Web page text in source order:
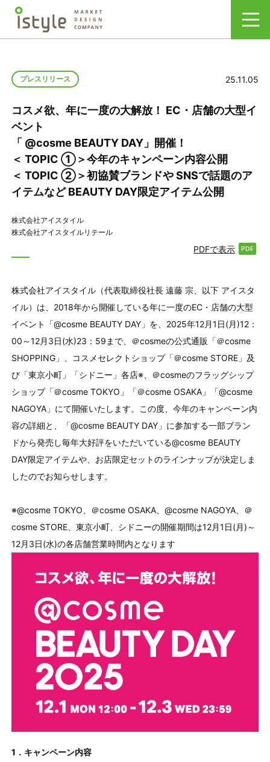
プレスリリース 25.11.05
コスメ欲、年に一度の大解放！ EC・店舗の大型イ
ベント
「 @cosme BEAUTY DAY」開催！
＜ TOPIC ①＞今年のキャンペーン内容公開
＜ TOPIC ②＞初協賛ブランドや SNSで話題のア
イテムなど BEAUTY DAY限定アイテム公開
株式会社アイスタイル
株式会社アイスタイルリテール
PDFで表示
株式会社アイスタイル（代表取締役社長 遠藤 宗、以下 アイスタ
イル）は、2018年から開催している年に一度のEC・店舗の大型
イベント「@cosme BEAUTY DAY」を、2025年12月1日(月)12：
00～12月3日(水)23：59まで、＠cosmeの公式通販「＠cosme
SHOPPING」、コスメセレクトショップ「＠cosme STORE」及
び「東京小町」「シドニー」各店※、＠cosmeのフラッグシップ
ショップ「＠cosme TOKYO」「＠cosme OSAKA」「@cosme
NAGOYA」にて開催いたします。この度、今年のキャンペーン内
容の詳細と、「@cosme BEAUTY DAY」に参加する一部ブラン
ドから発売し毎年大好評をいただいている@cosme BEAUTY
DAY限定アイテムや、お店限定セットのラインナップが決定しま
したのでお知らせします。
※@cosme TOKYO、＠cosme OSAKA、@cosme NAGOYA、＠
cosme STORE、東京小町、シドニーの開催期間は12月1日(月)～
12月3日(水)の各店舗営業時間内となります
1．キャンペーン内容